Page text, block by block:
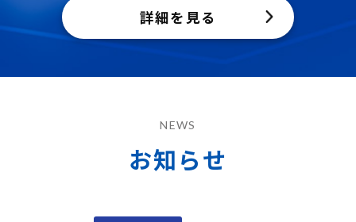
詳細を見る
NEWS
お知らせ